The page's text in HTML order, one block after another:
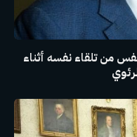
من تلقاء نفسه أثناء